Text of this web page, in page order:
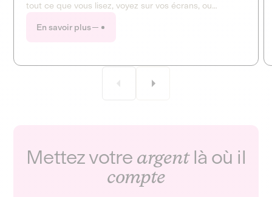
tout ce que vous lisez, voyez sur vos écrans, ou
grand le dossier de la culture et des médias !
En savoir plus
Mettez votre argentlà où il
compte